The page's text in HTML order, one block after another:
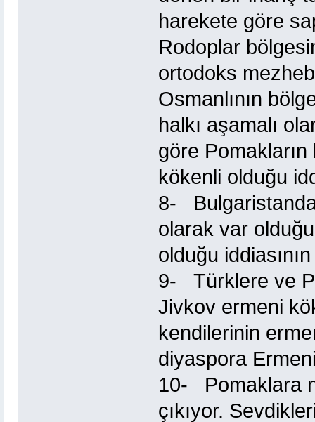
harekete göre
Rodoplar
ortodoks
Osmanlının
halkı aşamalı
göre
kökenli olduğu
8-
olarak var
olduğu
9- Türklere ve
Jivkov ermeni
kendilerinin
diyaspora
10- Pomaklara
çıkıyor.